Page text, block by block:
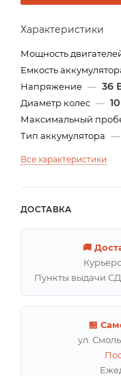
Характеристики
Мощность
Емкость
Напряжение — 36
Диаметр колес —
Максимальный
Тип аккумулятора —
Все характеристики
ДОСТАВКА
🚚
Пункты выдачи
🏪
ул.